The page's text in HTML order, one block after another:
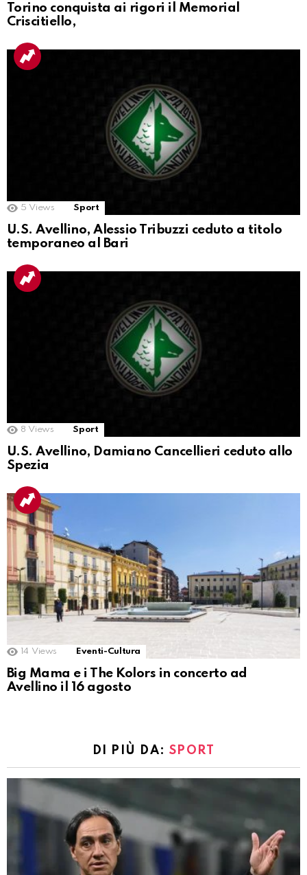
Torino conquista ai rigori il Memorial
Criscitiello,
5 Views Sport
U.S. Avellino, Alessio Tribuzzi ceduto a titolo
temporaneo al Bari
8 Views Sport
U.S. Avellino, Damiano Cancellieri ceduto allo
Spezia
14 Views Eventi-Cultura
Big Mama e i The Kolors in concerto ad
Avellino il 16 agosto
DI PIÙ DA: SPORT